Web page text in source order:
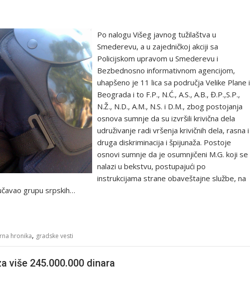
Po nalogu Višeg javnog tužilaštva u
Smederevu, a u zajedničkoj akciji sa
Policijskom upravom u Smederevu i
Bezbednosno informativnom agencijom,
uhapšeno je 11 lica sa područja Velike Plane i
Beograda i to F.P., N.Ć., A.S., A.B., Đ.P.,S.P.,
N.Ž., N.D., A.M., N.S. i D.M., zbog postojanja
osnova sumnje da su izvršili krivična dela
udruživanje radi vršenja krivičnih dela, rasna i
druga diskriminacija i špijunaža. Postoje
osnovi sumnje da je osumnjičeni M.G. koji se
nalazi u bekstvu, postupajući po
instrukcijama strane obaveštajne službe, na
grupu srpskih…
hronika, gradske vesti
više 245.000.000 dinara